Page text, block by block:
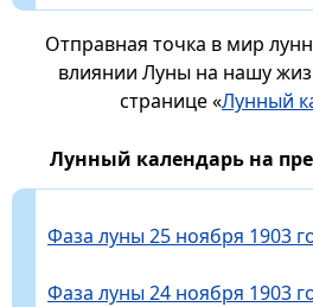
Отправная точка в мир
влиянии Луны на нашу
странице «Лунный
Лунный календарь на
Фаза луны 25 ноября 1903
Фаза луны 24 ноября 1903